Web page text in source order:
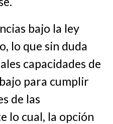
bajo la ley
lo que sin duda
capacidades de
para cumplir
de las
lo cual, la opción